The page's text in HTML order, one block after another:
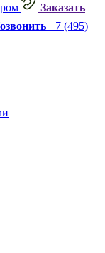
Заказать
+7 (495)